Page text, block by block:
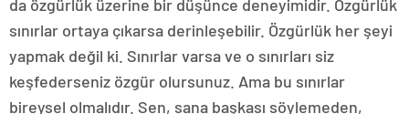
da özgürlük üzerine bir düşünce deneyimidir. Özgürlük
sınırlar ortaya çıkarsa derinleşebilir. Özgürlük her şeyi
yapmak değil ki. Sınırlar varsa ve o sınırları siz
keşfederseniz özgür olursunuz. Ama bu sınırlar
bireysel olmalıdır. Sen, sana başkası söylemeden,